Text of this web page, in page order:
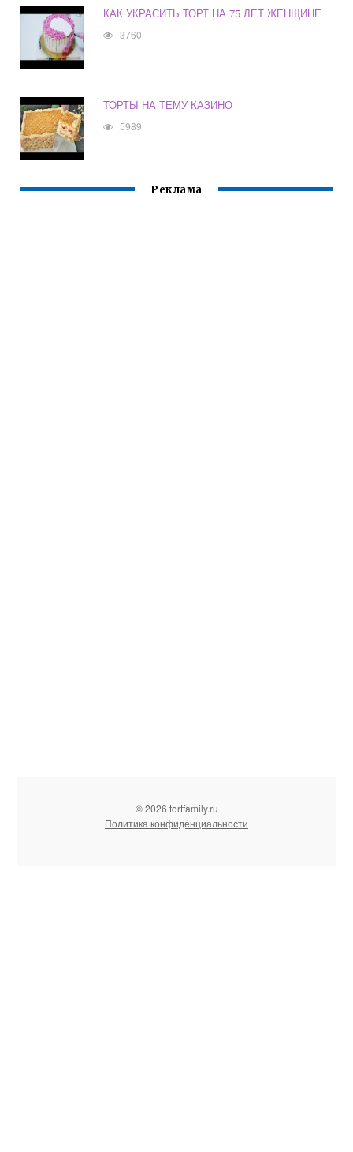
КАК УКРАСИТЬ ТОРТ НА 75 ЛЕТ ЖЕНЩИНЕ
3760
ТОРТЫ НА ТЕМУ КАЗИНО
5989
Реклама
© 2026 tortfamily.ru
Политика конфиденциальности